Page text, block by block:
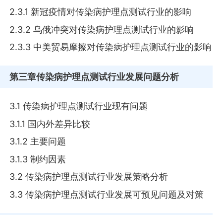
2.3.1 新冠疫情对传染病护理点测试行业的影响
2.3.2 乌俄冲突对传染病护理点测试行业的影响
2.3.3 中美贸易摩擦对传染病护理点测试行业的影响
第三章传染病护理点测试行业发展问题分析
3.1 传染病护理点测试行业现有问题
3.1.1 国内外差异比较
3.1.2 主要问题
3.1.3 制约因素
3.2 传染病护理点测试行业发展策略分析
3.3 传染病护理点测试行业发展可预见问题及对策